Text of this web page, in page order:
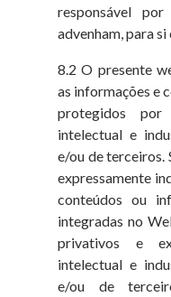
responsável
advenham, para
8.2 O presente
as informações e
protegidos
intelectual e
e/ou de
expressamente
conteúdos ou
integradas no
privativos e
intelectual e
e/ou de